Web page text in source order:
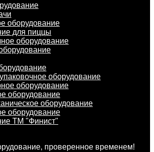
оборудование
для пиццы
оборудование
оборудование
оборудование
оборудование
оборудование
оборудование
ТМ "Финист"
проверенное временем!